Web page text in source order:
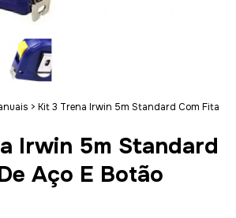
> Kit 3 Trena Irwin 5m Standard Com Fita
Irwin 5m Standard
Aço E Botão